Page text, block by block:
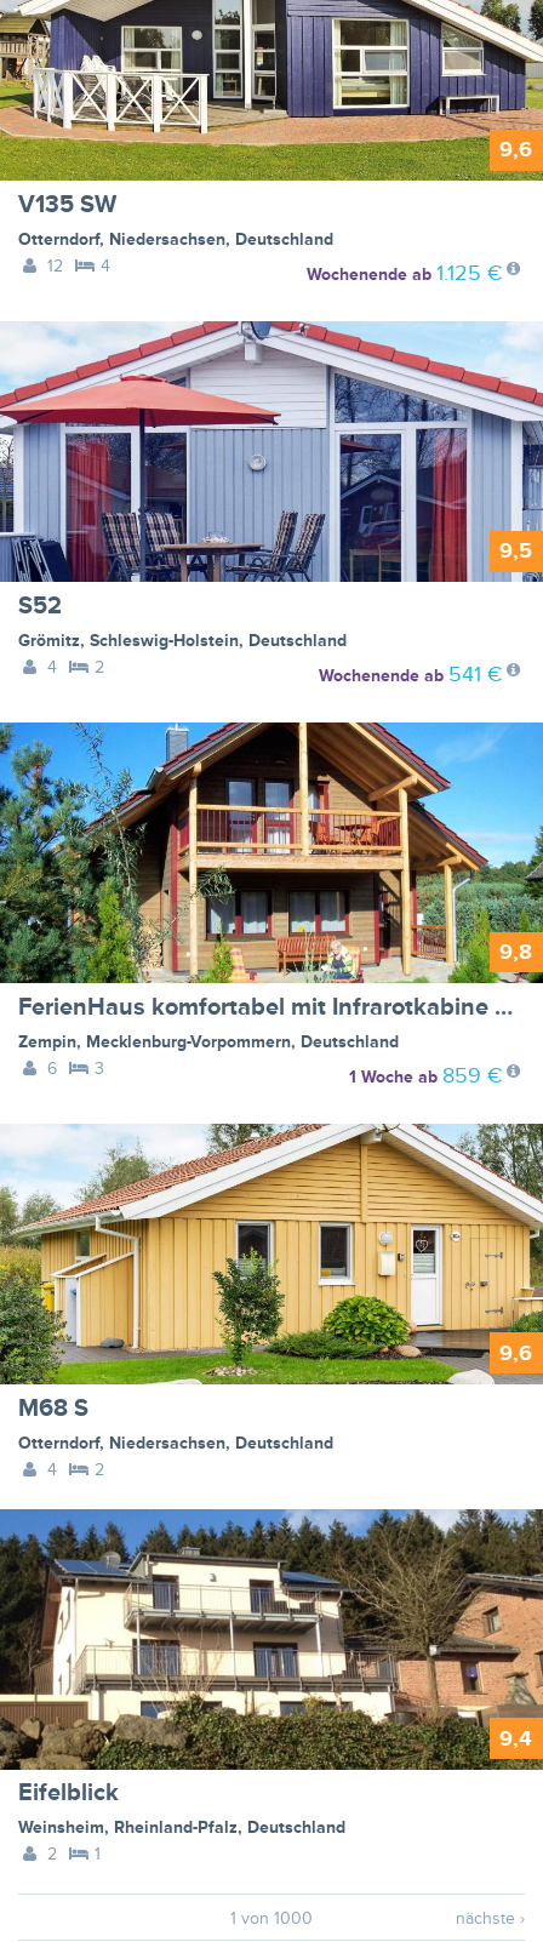
9,6
V135 SW
Otterndorf, Niedersachsen, Deutschland
12
4 Wochenendeab 1.125 €
9,5
S52
Grömitz, Schleswig-Holstein, Deutschland
4
2 Wochenendeab 541 €
9,8
FerienHaus komfortabel mit Infrarotkabine und Garten - BF-GKY3
Zempin, Mecklenburg-Vorpommern, Deutschland
6
3 1 Wocheab 859 €
9,6
M68 S
Otterndorf, Niedersachsen, Deutschland
4
2
9,4
Eifelblick
Weinsheim, Rheinland-Pfalz, Deutschland
2
1
1 von 1000 nächste ›